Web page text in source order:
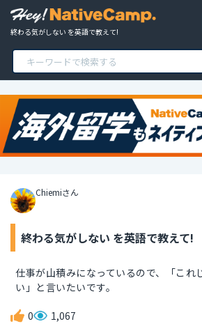
終わる気がしない を英語で教えて!
Chiemiさん
終わる気がしない を英語で教えて!
仕事が山積みになっているので、「これ
い」と言いたいです。
0 1,067